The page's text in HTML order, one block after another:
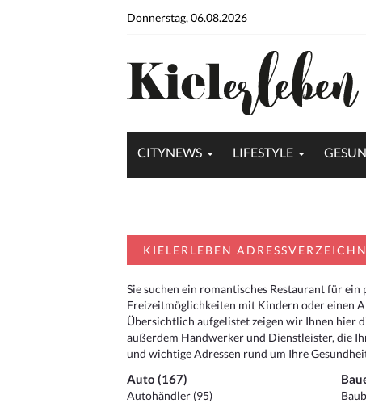
Donnerstag, 06.08.2026
CITYNEWS LIFESTYLE
KIELERLEBEN
Sie suchen ein romantisches Restaurant für
Freizeitmöglichkeiten mit Kindern oder einen
Übersichtlich aufgelistet zeigen wir Ihnen hier
außerdem Handwerker und Dienstleister, die
und wichtige Adressen rund um Ihre
Auto (167)
Autohändler (95)